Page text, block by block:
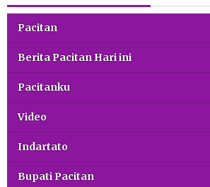
Pacitan
Berita Pacitan Hari ini
Pacitanku
Video
Indartato
Bupati Pacitan